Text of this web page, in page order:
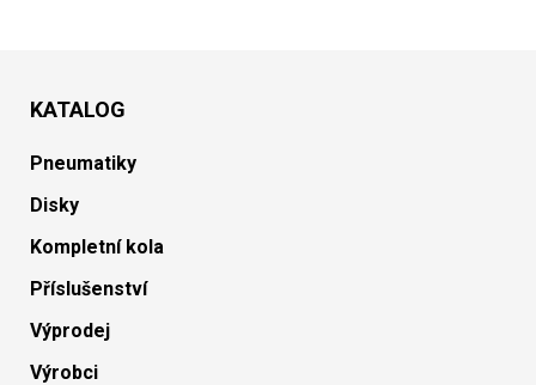
KATALOG
Pneumatiky
Disky
Kompletní kola
Příslušenství
Výprodej
Výrobci